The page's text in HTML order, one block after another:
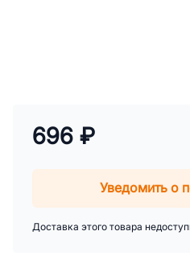
696 ₽
Уведомить о
Доставка этого товара